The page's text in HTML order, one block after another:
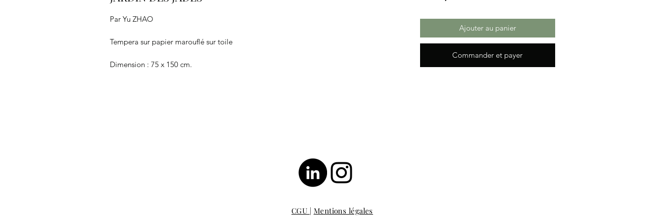
Par Yu ZHAO
Tempera sur papier marouflé sur toile
Dimension : 75 x 150 cm.
Ajouter au panier
Commander et payer
CGU Mentions légales